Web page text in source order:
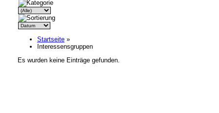
Startseite »
Interessensgruppen
Es wurden keine Einträge gefunden.